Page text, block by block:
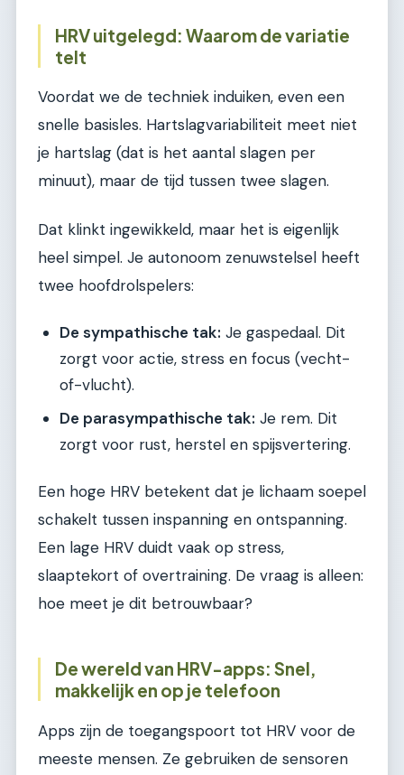
HRV uitgelegd: Waarom de variatie
telt
Voordat we de techniek induiken, even een
snelle basisles. Hartslagvariabiliteit meet niet
je hartslag (dat is het aantal slagen per
minuut), maar de tijd tussen twee slagen.
Dat klinkt ingewikkeld, maar het is eigenlijk
heel simpel. Je autonoom zenuwstelsel heeft
twee hoofdrolspelers:
De sympathische tak: Je gaspedaal. Dit
zorgt voor actie, stress en focus (vecht-
of-vlucht).
De parasympathische tak: Je rem. Dit
zorgt voor rust, herstel en spijsvertering.
Een hoge HRV betekent dat je lichaam soepel
schakelt tussen inspanning en ontspanning.
Een lage HRV duidt vaak op stress,
slaaptekort of overtraining. De vraag is alleen:
hoe meet je dit betrouwbaar?
De wereld van HRV-apps: Snel,
makkelijk en op je telefoon
Apps zijn de toegangspoort tot HRV voor de
meeste mensen. Ze gebruiken de sensoren